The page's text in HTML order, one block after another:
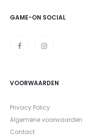
GAME-ON SOCIAL
VOORWAARDEN
Privacy Policy
Algemene voorwaarden
Contact